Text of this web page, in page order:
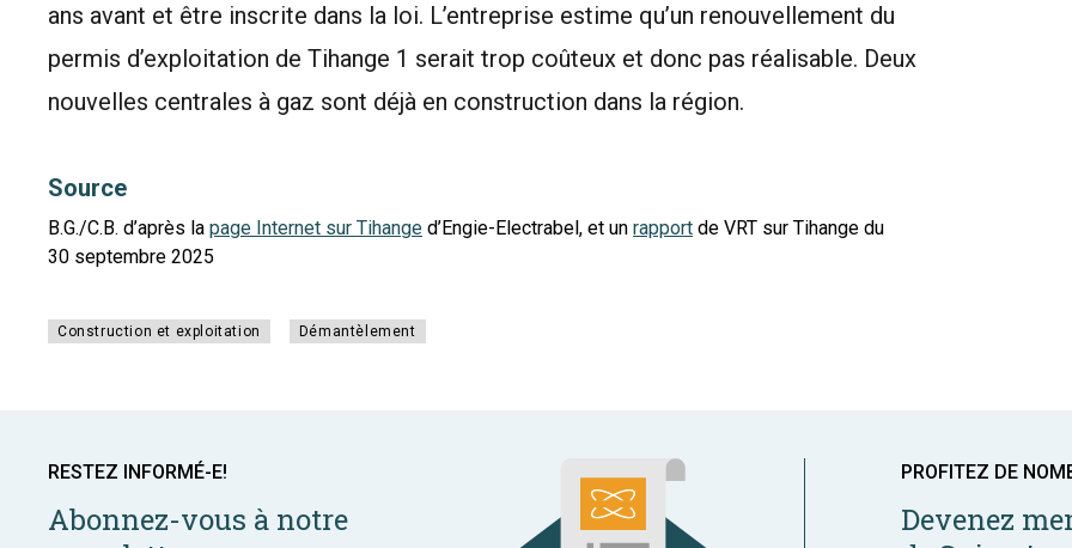
ans avant et être inscrite dans la loi. L’entreprise estime qu’un renouvellement du
permis d’exploitation de Tihange 1 serait trop coûteux et donc pas réalisable. Deux
nouvelles centrales à gaz sont déjà en construction dans la région.
Source
B.G./C.B. d’après la page Internet sur Tihange d’Engie-Electrabel, et un rapport de VRT sur Tihange du
30 septembre 2025
Construction et exploitation Démantèlement
RESTEZ INFORMÉ-E!
Abonnez-vous à notre
PROFITEZ DE
Devenez